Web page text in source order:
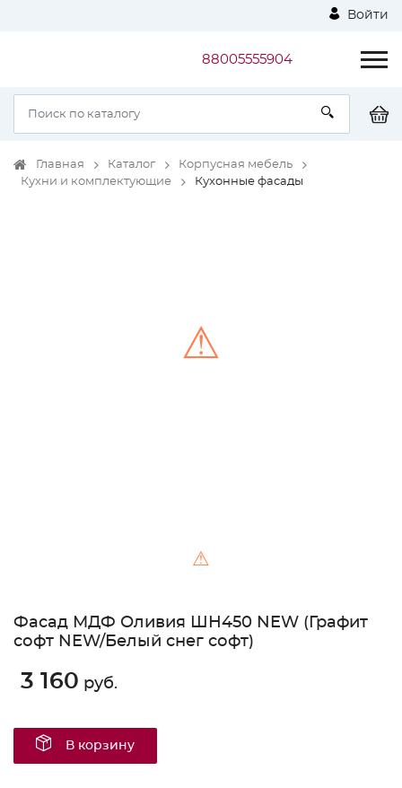
Войти
88005555904
Главная Каталог
Корпусная мебель
Кухни и комплектующие
Кухонные фасады
⚠
⚠
Фасад МДФ Оливия ШН450 NEW (Графит
софт NEW/Белый снег софт)
3 160 руб.
В корзину